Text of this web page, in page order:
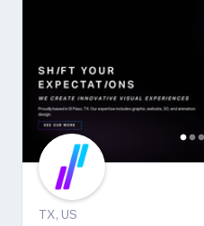
TX, US